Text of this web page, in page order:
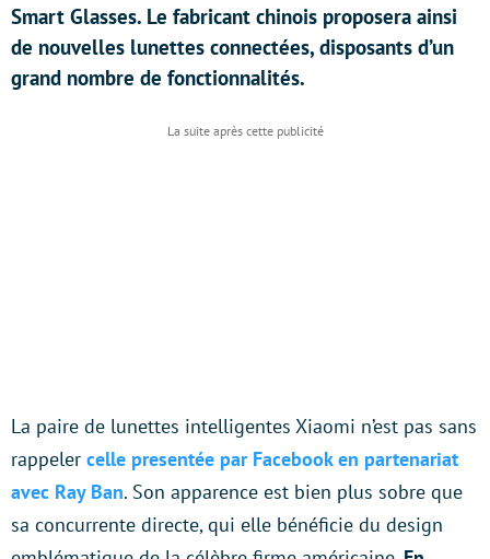
Smart Glasses. Le fabricant chinois proposera ainsi
de nouvelles lunettes connectées, disposants d’un
grand nombre de fonctionnalités.
La paire de lunettes intelligentes Xiaomi n’est pas sans
rappeler celle presentée par Facebook en partenariat
avec Ray Ban. Son apparence est bien plus sobre que
sa concurrente directe, qui elle bénéficie du design